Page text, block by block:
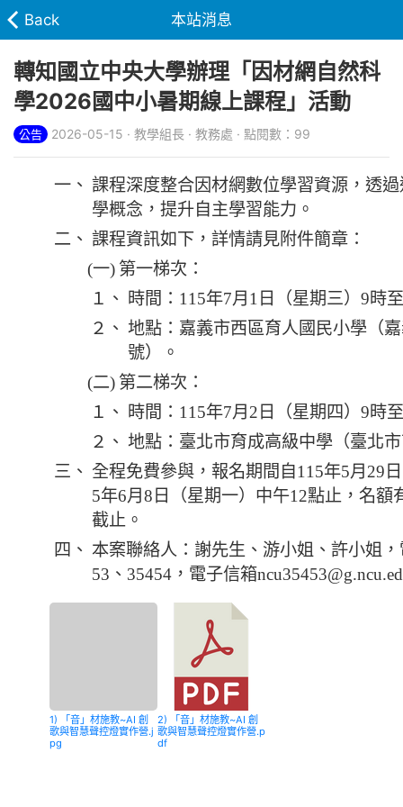
Back 本站消息
轉知國立中央大學辦理「因材網自然科
學2026國中小暑期線上課程」活動
公告 2026-05-15 · 教學組長 · 教務處 · 點閱數：99
一、 課程深度整合因材網數位學習資源，透
學概念，提升自主學習能力。
二、 課程資訊如下，詳情請見附件簡章：
(一) 第一梯次：
１、 時間：115年7月1日（星期三）9時
２、 地點：嘉義市西區育人國民小學（
號）。
(二) 第二梯次：
１、 時間：115年7月2日（星期四）9時
２、 地點：臺北市育成高級中學（臺北
三、 全程免費參與，報名期間自115年5月29
5年6月8日（星期一）中午12點止，名額
截止。
四、 本案聯絡人：謝先生、游小姐、許小姐
53、35454，電子信箱
1) 「音」材施教~AI 創
歌與智慧聲控燈實作營.j
pg
2) 「音」材施教~AI 創
歌與智慧聲控燈實作營.p
df